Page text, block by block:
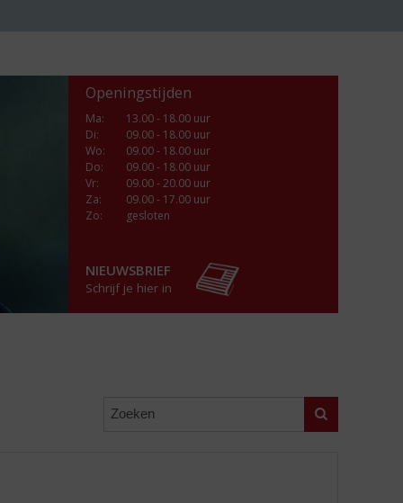
Openingstijden
Ma:
13.00 - 18.00 uur
Di:
09.00 - 18.00 uur
Wo:
09.00 - 18.00 uur
Do:
09.00 - 18.00 uur
Vr:
09.00 - 20.00 uur
Za:
09.00 - 17.00 uur
Zo:
gesloten
NIEUWSBRIEF
Schrijf je hier in
Zoeken